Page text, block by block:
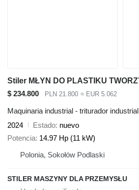
$ 234.800 PLN 21.800 ≈ EUR 5.062
Maquinaria industrial - triturador industrial
2024
Estado nuevo
Potencia 14.97 Hp (11 kW)
Polonia, Sokołów Podlaski
STILER MASZYNY DLA PRZEMYSŁU